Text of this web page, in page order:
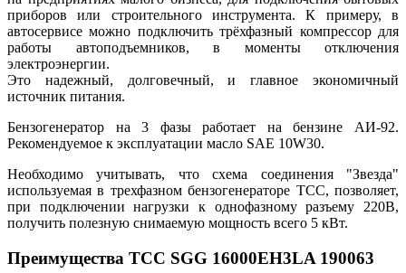
приборов или строительного инструмента. К примеру, в
автосервисе можно подключить трёхфазный компрессор для
работы автоподъемников, в моменты отключения
электроэнергии.
Это надежный, долговечный, и главное экономичный
источник питания.
Бензогенератор на 3 фазы работает на бензине АИ-92.
Рекомендуемое к эксплуатации масло SAE 10W30.
Необходимо учитывать, что схема соединения "Звезда"
используемая в трехфазном бензогенераторе ТСС, позволяет,
при подключении нагрузки к однофазному разъему 220В,
получить полезную снимаемую мощность всего 5 кВт.
Преимущества ТСС SGG 16000EH3LA 190063